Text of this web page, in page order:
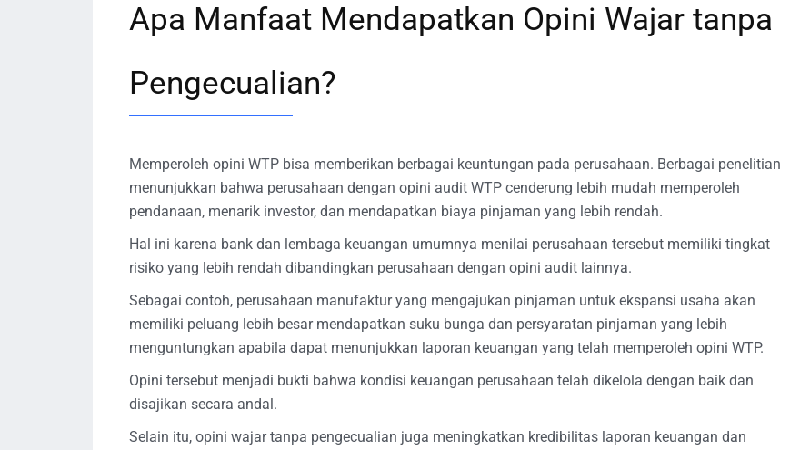
Apa Manfaat Mendapatkan Opini Wajar tanpa
Pengecualian?
Memperoleh opini WTP bisa memberikan berbagai keuntungan pada perusahaan. Berbagai penelitian
menunjukkan bahwa perusahaan dengan opini audit WTP cenderung lebih mudah memperoleh
pendanaan, menarik investor, dan mendapatkan biaya pinjaman yang lebih rendah.
Hal ini karena bank dan lembaga keuangan umumnya menilai perusahaan tersebut memiliki tingkat
risiko yang lebih rendah dibandingkan perusahaan dengan opini audit lainnya.
Sebagai contoh, perusahaan manufaktur yang mengajukan pinjaman untuk ekspansi usaha akan
memiliki peluang lebih besar mendapatkan suku bunga dan persyaratan pinjaman yang lebih
menguntungkan apabila dapat menunjukkan laporan keuangan yang telah memperoleh opini WTP.
Opini tersebut menjadi bukti bahwa kondisi keuangan perusahaan telah dikelola dengan baik dan
disajikan secara andal.
Selain itu, opini wajar tanpa pengecualian juga meningkatkan kredibilitas laporan keuangan dan